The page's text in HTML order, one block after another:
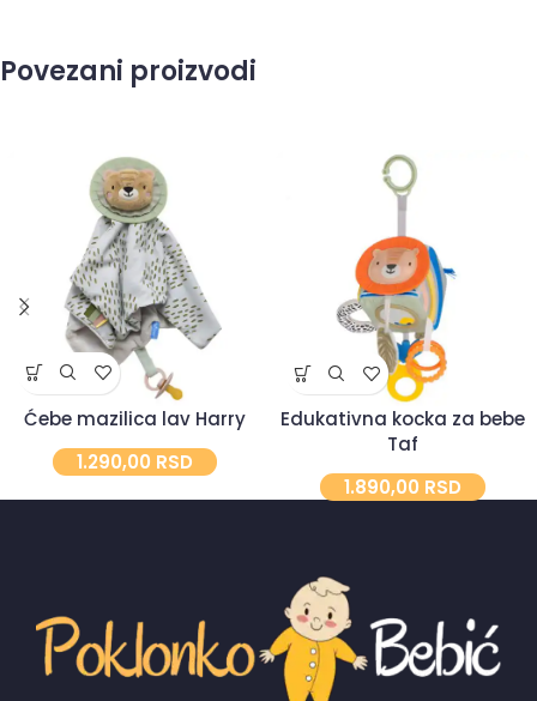
Povezani proizvodi
Ćebe mazilica lav Harry
1.290,00 RSD
Edukativna kocka za bebe
Taf
1.890,00 RSD